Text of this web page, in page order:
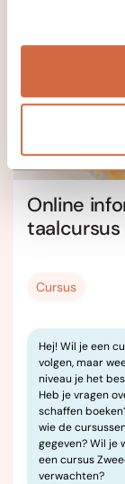
Online
Cursus
Hej! Wil je een
volgen, maar
niveau je het
Heb je vragen
schaffen
wie de
gegeven? Wil je
een cursus
verwachten?